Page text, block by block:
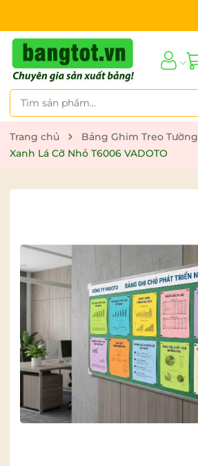
Trang chủ Bảng Ghim Treo Tường
Xanh Lá Cỡ Nhỏ T6006 VADOTO